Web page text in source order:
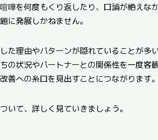
嘩を何度もくり返したり、口論が絶えな
に発展しかねません。
た理由やパターンが隠れていることが多
の状況やパートナーとの関係性を一度客
善への糸口を見出すことにつながります。
いて、詳しく見ていきましょう。